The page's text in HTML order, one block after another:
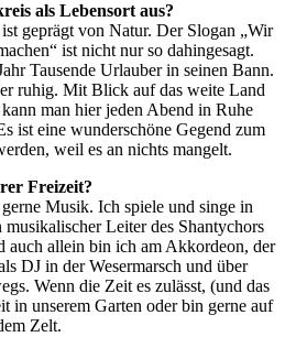
als Lebensort aus?
geprägt von Natur. Der Slogan „Wir
ist nicht nur so dahingesagt.
Tausende Urlauber in seinen Bann.
ruhig. Mit Blick auf das weite Land
man hier jeden Abend in Ruhe
ist eine wunderschöne Gegend zum
weil es an nichts mangelt.
Freizeit?
Musik. Ich spiele und singe in
Leiter des Shantychors
auch allein bin ich am Akkordeon, der
DJ in der Wesermarsch und über
Wenn die Zeit es zulässt, (und das
in unserem Garten oder bin gerne auf
Zelt.